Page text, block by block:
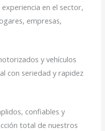
en el sector,
empresas,
y vehículos
con seriedad y rapidez
confiables y
total de nuestros